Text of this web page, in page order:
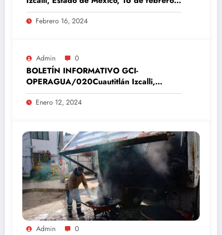
del 2024
Febrero 16, 2024
Admin 0
BOLETÍN INFORMATIVO GCI-
OPERAGUA/020Cuautitlán Izcalli,
Estado de México, 12 de enero del 2024
Enero 12, 2024
Admin 0